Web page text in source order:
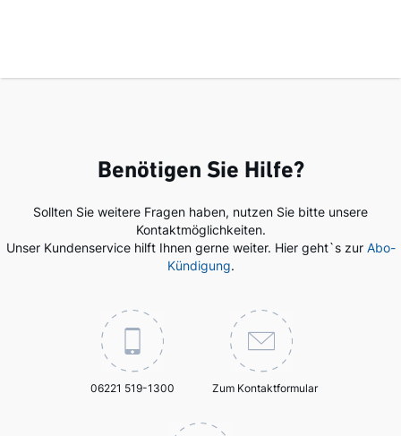
Benötigen Sie Hilfe?
Sollten Sie weitere Fragen haben, nutzen Sie bitte unsere
Kontaktmöglichkeiten.
Unser Kundenservice hilft Ihnen gerne weiter. Hier geht`s zur Abo-
Kündigung.
06221 519-1300 Zum Kontaktformular